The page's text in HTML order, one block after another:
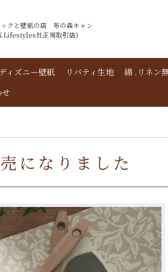
クと壁紙の店 布の森キャン
Lifestyles社正規取引店)
ディズニー壁紙 リバティ生地 綿 .リネン
になりました